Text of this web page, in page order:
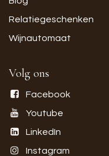
Relatiegeschenken
Wijnautomaat
Volg ons
Facebook
Youtube
LinkedIn
Instagram